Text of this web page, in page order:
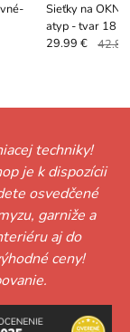
Sieťky na
atyp - tvar 18
29.99 €
techniky!
je k dispozícii
osvedčené
garniže a
aj do
ceny!